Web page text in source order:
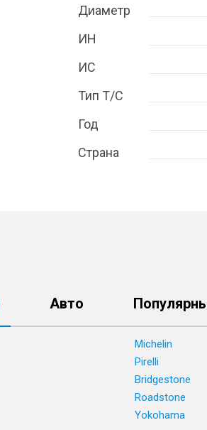
Диаметр
ИН
ИС
Тип Т/С
Год
Страна
Авто
Michelin
Pirelli
Bridgestone
Roadstone
Yokohama